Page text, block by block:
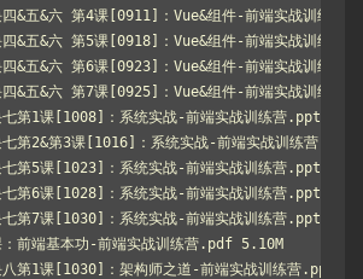
&五&六 第4课[0911]：Vue&组件-前端实战训练营
&五&六 第5课[0918]：Vue&组件-前端实战训练营
&五&六 第6课[0923]：Vue&组件-前端实战训练营
&五&六 第7课[0925]：Vue&组件-前端实战训练营
第1课[1008]：系统实战-前端实战训练营.pptx
第2&第3课[1016]：系统实战-前端实战训练营
第5课[1023]：系统实战-前端实战训练营.pptx
第6课[1028]：系统实战-前端实战训练营.pptx
第7课[1030]：系统实战-前端实战训练营.pptx
前端基本功-前端实战训练营.pdf 5.10M
第1课[1030]：架构师之道-前端实战训练营.pptx